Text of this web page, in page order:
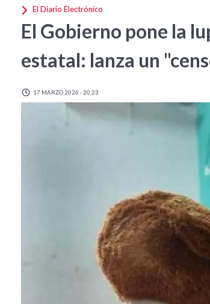
El Diario Electrónico
El Gobierno pone la
estatal: lanza un
17 MARZO 2026 - 20:23